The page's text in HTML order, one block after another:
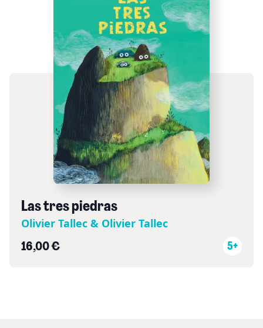
Las tres piedras
Olivier Tallec & Olivier Tallec
16,00 € 5+